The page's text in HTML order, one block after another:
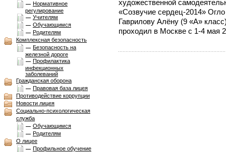
Нормативное
регулирование
Учителям
Обучающимся
Родителям
Комплексная безопасноcть
Безопасность на
железной дороге
Профилактика
инфекционных
заболеваний
Гражданская оборона
Правовая база лицея
Противодействие коррупции
Новости лицея
Социально-психологическая
служба
Обучающимся
Родителям
О лицее
Профильное обучение
художественной
«Созвучие сердец-2014»
Гаврилову Алёну (9 «А»
проходил в Москве с 1-4 мая